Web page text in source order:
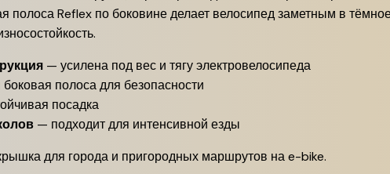
Reflex по боковине делает велосипед заметным в
— усилена под вес и тягу электровелосипеда
полоса для безопасности
посадка
— подходит для интенсивной езды
для города и пригородных маршрутов на e-bike.